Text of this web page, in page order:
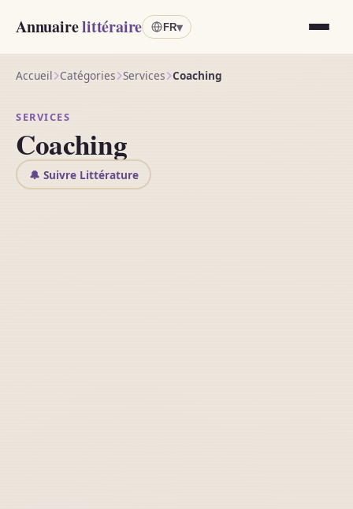
Annuairelittéraire FR▾
Accueil Catégories Services Coaching
SERVICES
Coaching
🔔 Suivre Littérature